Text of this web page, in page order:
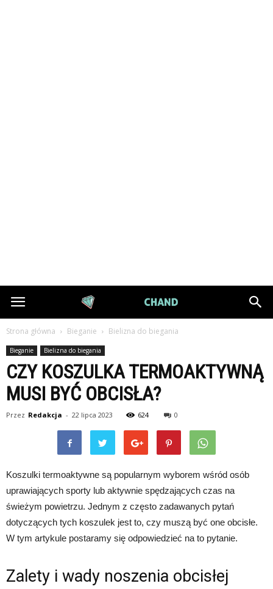
DiamondChand.pl
Strona główna Bieganie Bielizna do biegania
Bieganie Bielizna do biegania
CZY KOSZULKA TERMOAKTYWNĄ
MUSI BYĆ OBCISŁA?
Przez Redakcja - 22 lipca 2023 624 0
Koszulki termoaktywne są popularnym wyborem wśród osób
uprawiających sporty lub aktywnie spędzających czas na
świeżym powietrzu. Jednym z często zadawanych pytań
dotyczących tych koszulek jest to, czy muszą być one obcisłe.
W tym artykule postaramy się odpowiedzieć na to pytanie.
Zalety i wady noszenia obcisłej